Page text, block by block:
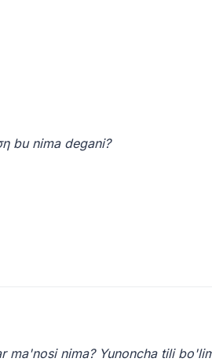
bu nima degani?
ma'nosi nima? Yunoncha tili